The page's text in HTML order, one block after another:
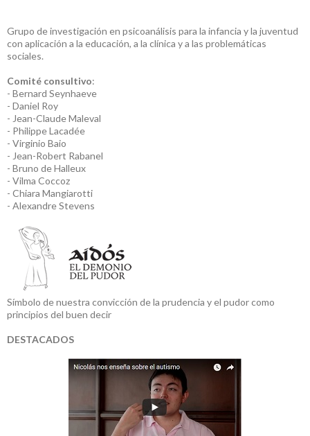
Grupo de investigación en psicoanálisis para la infancia y la juventud
con aplicación a la educación, a la clínica y a las problemáticas
sociales.
Comité consultivo:
- Bernard Seynhaeve
- Daniel Roy
- Jean-Claude Maleval
- Philippe Lacadée
- Virginio Baio
- Jean-Robert Rabanel
- Bruno de Halleux
- Vilma Coccoz
- Chiara Mangiarotti
- Alexandre Stevens
Símbolo de nuestra convicción de la prudencia y el pudor como
principios del buen decir
DESTACADOS